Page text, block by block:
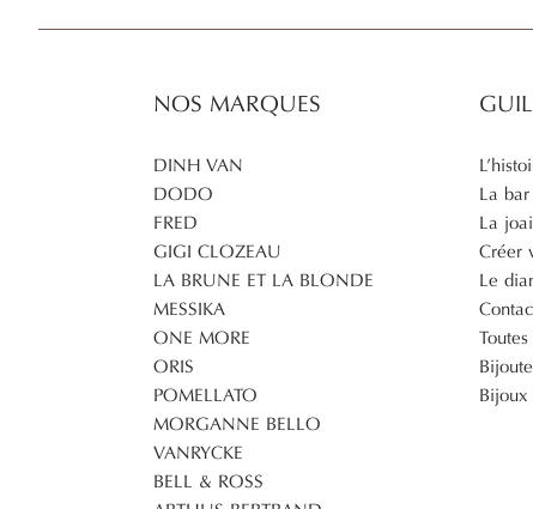
NOS MARQUES
DINH VAN
DODO
FRED
GIGI CLOZEAU
LA BRUNE ET LA BLONDE
MESSIKA
ONE MORE
ORIS
POMELLATO
MORGANNE BELLO
VANRYCKE
BELL & ROSS
La
La
Créer
Le
Bijoux